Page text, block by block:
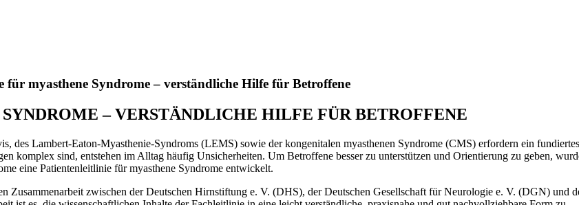
für myasthene Syndrome – verständliche Hilfe für Betroffene
– VERSTÄNDLICHE HILFE FÜR BETROFFENE
des Lambert-Eaton-Myasthenie-Syndroms (LEMS) sowie der kongenitalen myasthenen Syndrome (CMS) erfordern ein fundiertes
komplex sind, entstehen im Alltag häufig Unsicherheiten. Um Betroffene besser zu unterstützen und Orientierung zu geben,
eine Patientenleitlinie für myasthene Syndrome entwickelt.
Zusammenarbeit zwischen der Deutschen Hirnstiftung e. V. (DHS), der Deutschen Gesellschaft für Neurologie e. V. (DGN) und